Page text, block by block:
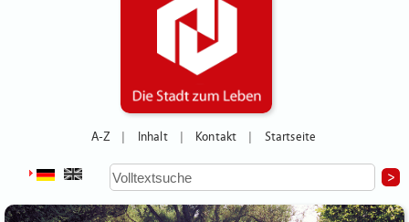
A-Z Inhalt Kontakt Startseite